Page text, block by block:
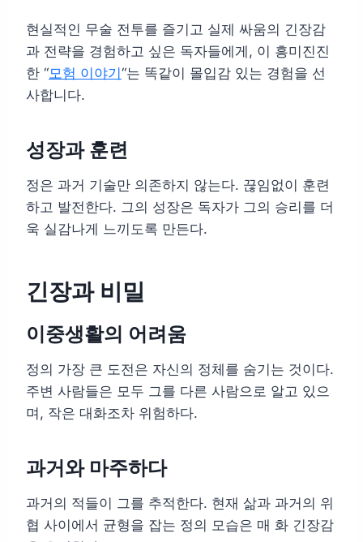
현실적인 무술 전투를 즐기고 실제 싸움의 긴장감
과 전략을 경험하고 싶은 독자들에게, 이 흥미진진
한 “모험 이야기“는 똑같이 몰입감 있는 경험을 선
사합니다.
성장과 훈련
정은 과거 기술만 의존하지 않는다. 끊임없이 훈련
하고 발전한다. 그의 성장은 독자가 그의 승리를 더
욱 실감나게 느끼도록 만든다.
긴장과 비밀
이중생활의 어려움
정의 가장 큰 도전은 자신의 정체를 숨기는 것이다.
주변 사람들은 모두 그를 다른 사람으로 알고 있으
며, 작은 대화조차 위험하다.
과거와 마주하다
과거의 적들이 그를 추적한다. 현재 삶과 과거의 위
협 사이에서 균형을 잡는 정의 모습은 매 화 긴장감